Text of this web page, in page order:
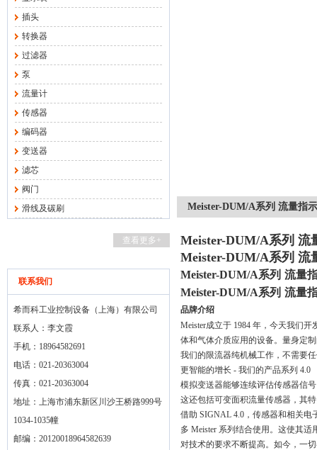
插头
转换器
过滤器
泵
流量计
传感器
编码器
变送器
滤芯
阀门
滑线及碳刷
查看更多+
联系我们
希而科工业控制设备（上海）有限公司
联系人：李文霞
手机：18964582691
电话：021-20363004
传真：021-20363004
地址：上海市浦东新区川沙王桥路999号
1034-1035幢
邮编：20120018964582639
Meister-DUM/A系列 流量指
Meister-DUM/A系列 流
Meister-DUM/A系列 流
Meister-DUM/A系列 流量
Meister-DUM/A系列 流量
品牌介绍
Meister成立于 1984 年，今天我们
体和气体介质应用的设备。量身定
我们的限流器纯机械工作，不需要
更智能的增长 - 我们的产品系列 4.0
模拟变送器能够连续评估传感器信
这还包括可变面积流量传感器，其
借助 SIGNAL 4.0，传感器和相关
多 Meister 系列结合使用。这使其
对技术的要求不断提高。如今，一